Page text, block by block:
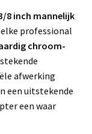
8 inch mannelijk
professional
chroom-
afwerking
een uitstekende
een waar